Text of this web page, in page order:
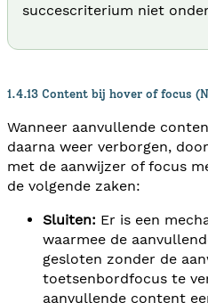
succescriterium niet
1.4.13 Content bij hover of focus
Wanneer aanvullende
daarna weer verborgen,
met de aanwijzer of focus
de volgende zaken:
Sluiten: Er is een
waarmee de
gesloten zonder de
toetsenbordfocus te
aanvullende content